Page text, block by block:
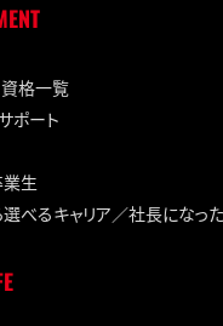
格一覧
ポート
生
べるキャリア／社長になっ